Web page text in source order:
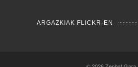
ARGAZKIAK FLICKR-EN